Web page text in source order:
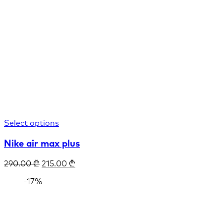
Select options
Nike air max plus
290.00₾ 215.00 ₾
-17%